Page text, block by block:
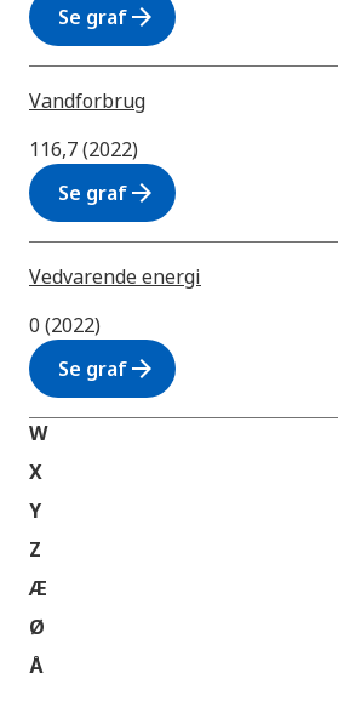
Se grafarrow_forward
Vandforbrug
116,7 (2022)
Se grafarrow_forward
Vedvarende energi
0 (2022)
Se grafarrow_forward
W
X
Y
Z
Æ
Ø
Å